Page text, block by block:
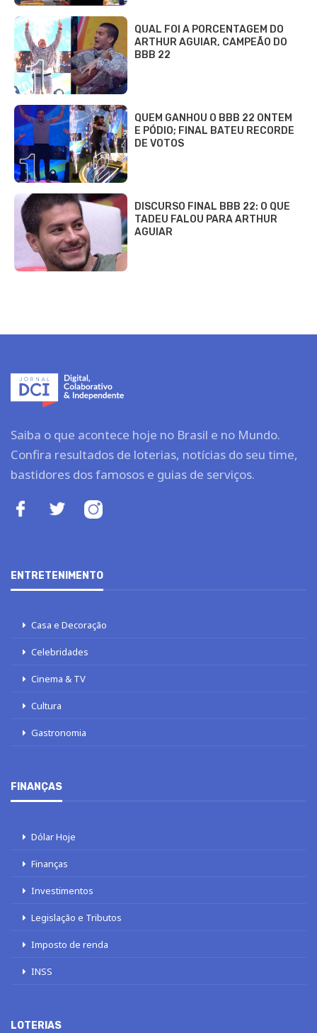
QUAL FOI A PORCENTAGEM DO
ARTHUR AGUIAR, CAMPEÃO DO
BBB 22
QUEM GANHOU O BBB 22 ONTEM
E PÓDIO; FINAL BATEU RECORDE
DE VOTOS
DISCURSO FINAL BBB 22: O QUE
TADEU FALOU PARA ARTHUR
AGUIAR
Saiba o que acontece hoje no Brasil e no Mundo.
Confira resultados de loterias, notícias do seu time,
bastidores dos famosos e guias de serviços.
ENTRETENIMENTO
Casa e Decoração
Celebridades
Cinema & TV
Cultura
Gastronomia
FINANÇAS
Dólar Hoje
Finanças
Investimentos
Legislação e Tributos
Imposto de renda
INSS
LOTERIAS